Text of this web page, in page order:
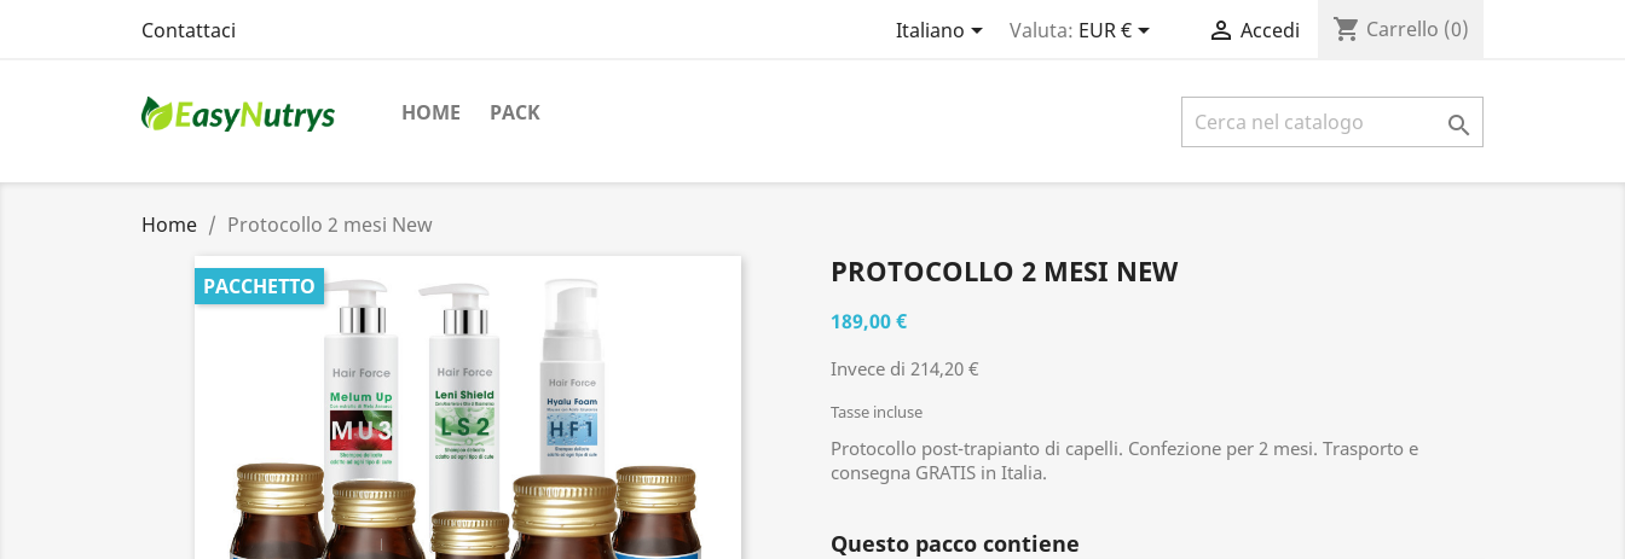
Contattaci Italiano Valuta: EUR €  Accedi shopping_cart Carrello (0)
HOME PACK 
Home Protocollo 2 mesi New
PACCHETTO PROTOCOLLO 2 MESI NEW
189,00 €
Invece di 214,20 €
Tasse incluse
Protocollo post-trapianto di capelli. Confezione per 2 mesi. Trasporto e
consegna GRATIS in Italia.
Questo pacco contiene